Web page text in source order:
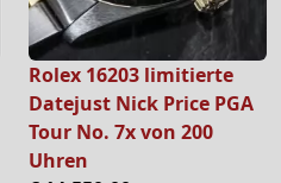
Rolex 16203 limitierte
Datejust Nick Price PGA
Tour No. 7x von 200
Uhren